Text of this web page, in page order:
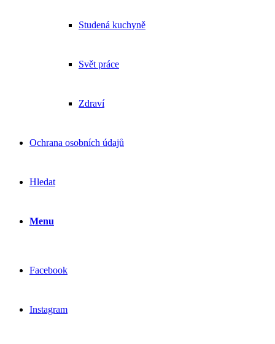
Studená kuchyně
Svět práce
Zdraví
Ochrana osobních údajů
Hledat
Menu
Facebook
Instagram